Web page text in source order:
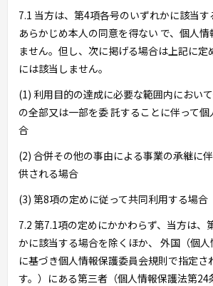
7.1 当方は、第4項各号のいずれかに該当す
あらかじめ本人の同意を得ない で、個人
ません。但し、次に掲げる場合は上記に定
には該当しません。
(1) 利用目的の達成に必要な範囲内におい
の全部又は一部を委 託することに伴って
合
(2) 合併その他の事由による事業の承継に
供される場合
(3) 第8項の定めに従って共同利用する場合
7.2 第7.1項の定めにかかわらず、当方は、
かに該当する場合を除くほか、 外国（個
に基づき個人情報保護委員会規則で指定さ
す。）にある第三者（個人情報保護法第24